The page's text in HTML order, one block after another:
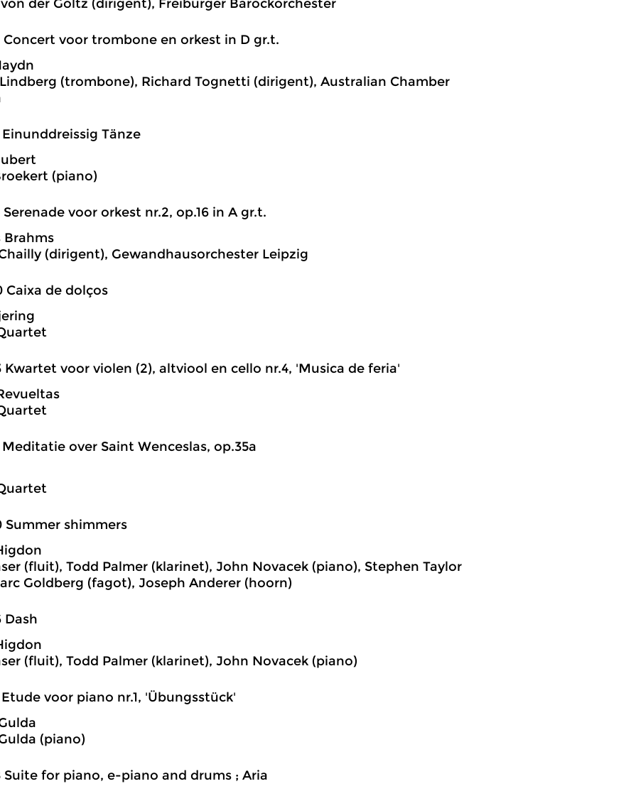
der Goltz (dirigent), Freiburger Barockorchester
Concert voor trombone en orkest in D gr.t.
(trombone), Richard Tognetti (dirigent), Australian Chamber
Einunddreissig Tänze
(piano)
Serenade voor orkest nr.2, op.16 in A gr.t.
Brahms
(dirigent), Gewandhausorchester Leipzig
Caixa de dolços
Kwartet voor violen (2), altviool en cello nr.4, 'Musica de feria'
Meditatie over Saint Wenceslas, op.35a
Summer shimmers
(fluit), Todd Palmer (klarinet), John Novacek (piano), Stephen Taylor
Goldberg (fagot), Joseph Anderer (hoorn)
Dash
(fluit), Todd Palmer (klarinet), John Novacek (piano)
Etude voor piano nr.1, 'Übungsstück'
(piano)
Suite for piano, e-piano and drums ; Aria